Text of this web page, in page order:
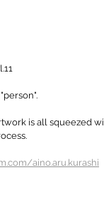
is all squeezed
aino.aru.kurashi